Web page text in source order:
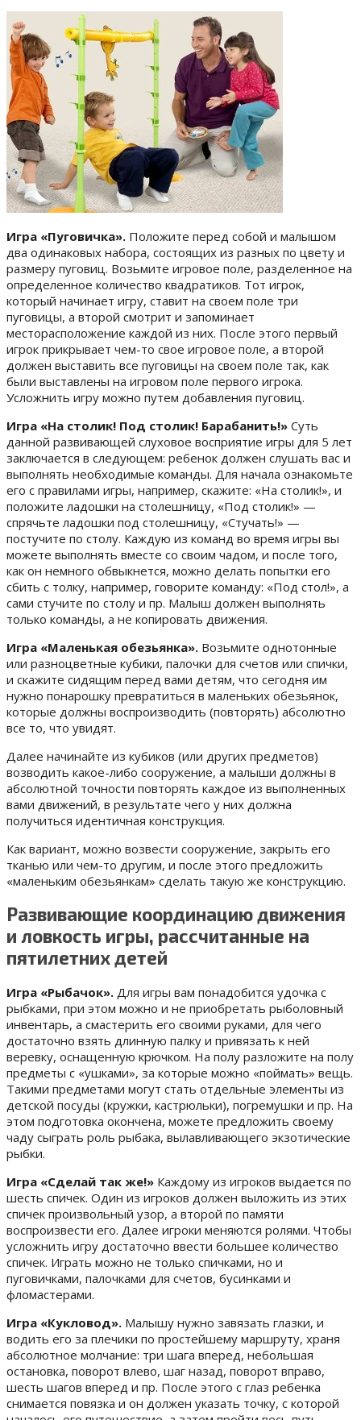
Игра «Пуговичка». Положите перед собой и малышом
два одинаковых набора, состоящих из разных по цвету и
размеру пуговиц. Возьмите игровое поле, разделенное на
определенное количество квадратиков. Тот игрок,
который начинает игру, ставит на своем поле три
пуговицы, а второй смотрит и запоминает
месторасположение каждой из них. После этого первый
игрок прикрывает чем-то свое игровое поле, а второй
должен выставить все пуговицы на своем поле так, как
были выставлены на игровом поле первого игрока.
Усложнить игру можно путем добавления пуговиц.
Игра «На столик! Под столик! Барабанить!» Суть
данной развивающей слуховое восприятие игры для 5 лет
заключается в следующем: ребенок должен слушать вас и
выполнять необходимые команды. Для начала ознакомьте
его с правилами игры, например, скажите: «На столик!», и
положите ладошки на столешницу, «Под столик!» —
спрячьте ладошки под столешницу, «Стучать!» —
постучите по столу. Каждую из команд во время игры вы
можете выполнять вместе со своим чадом, и после того,
как он немного обвыкнется, можно делать попытки его
сбить с толку, например, говорите команду: «Под стол!», а
сами стучите по столу и пр. Малыш должен выполнять
только команды, а не копировать движения.
Игра «Маленькая обезьянка». Возьмите однотонные
или разноцветные кубики, палочки для счетов или спички,
и скажите сидящим перед вами детям, что сегодня им
нужно понарошку превратиться в маленьких обезьянок,
которые должны воспроизводить (повторять) абсолютно
все то, что увидят.
Далее начинайте из кубиков (или других предметов)
возводить какое-либо сооружение, а малыши должны в
абсолютной точности повторять каждое из выполненных
вами движений, в результате чего у них должна
получиться идентичная конструкция.
Как вариант, можно возвести сооружение, закрыть его
тканью или чем-то другим, и после этого предложить
«маленьким обезьянкам» сделать такую же конструкцию.
Развивающие координацию движения
и ловкость игры, рассчитанные на
пятилетних детей
Игра «Рыбачок». Для игры вам понадобится удочка с
рыбками, при этом можно и не приобретать рыболовный
инвентарь, а смастерить его своими руками, для чего
достаточно взять длинную палку и привязать к ней
веревку, оснащенную крючком. На полу разложите на полу
предметы с «ушками», за которые можно «поймать» вещь.
Такими предметами могут стать отдельные элементы из
детской посуды (кружки, кастрюльки), погремушки и пр. На
этом подготовка окончена, можете предложить своему
чаду сыграть роль рыбака, вылавливающего экзотические
рыбки.
Игра «Сделай так же!» Каждому из игроков выдается по
шесть спичек. Один из игроков должен выложить из этих
спичек произвольный узор, а второй по памяти
воспроизвести его. Далее игроки меняются ролями. Чтобы
усложнить игру достаточно ввести большее количество
спичек. Играть можно не только спичками, но и
пуговичками, палочками для счетов, бусинками и
фломастерами.
Игра «Кукловод». Малышу нужно завязать глазки, и
водить его за плечики по простейшему маршруту, храня
абсолютное молчание: три шага вперед, небольшая
остановка, поворот влево, шаг назад, поворот вправо,
шесть шагов вперед и пр. После этого с глаз ребенка
снимается повязка и он должен указать точку, с которой